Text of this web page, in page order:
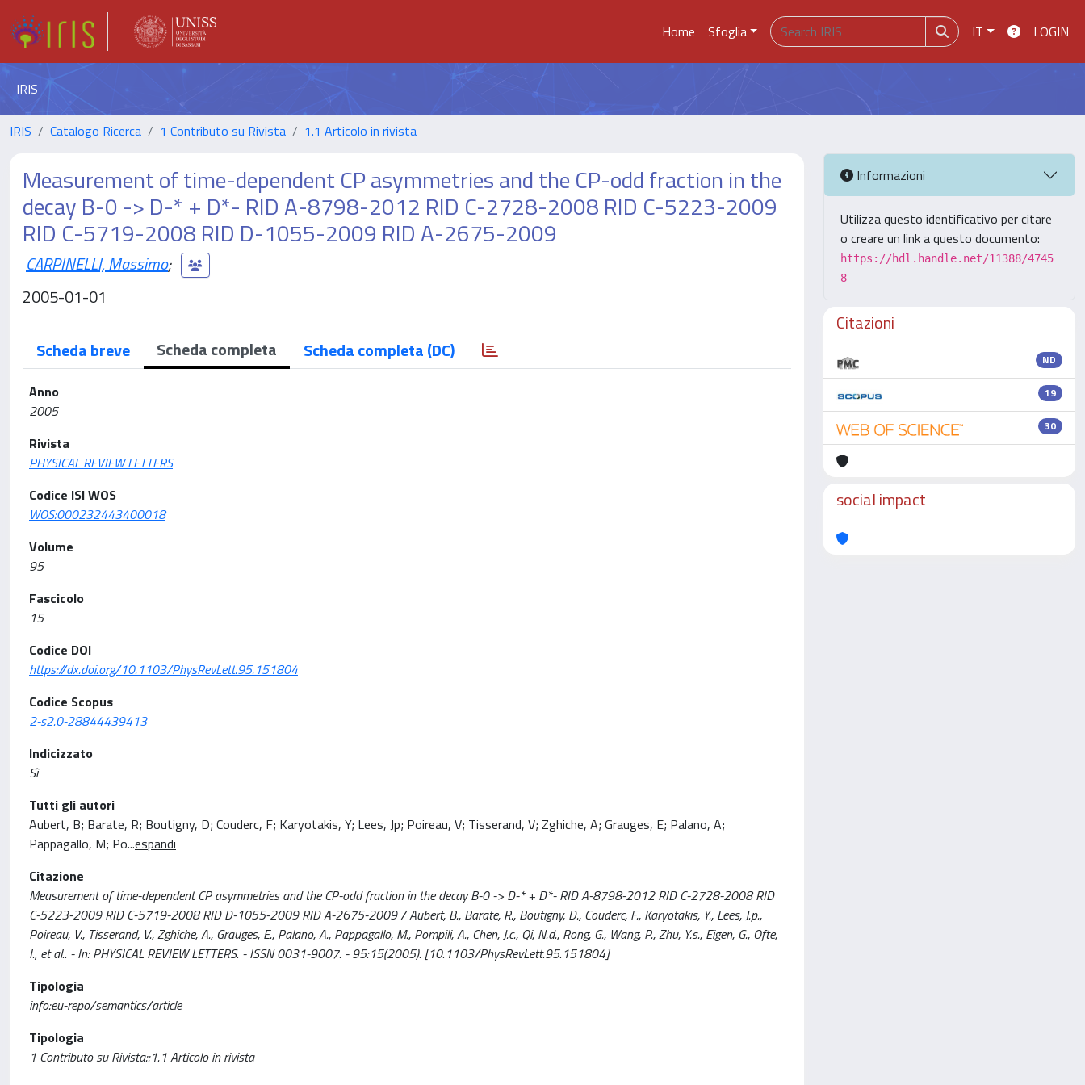
Home Sfoglia IT LOGIN
IRIS
IRIS Catalogo Ricerca 1 Contributo su Rivista 1.1 Articolo in rivista
Measurement of time-dependent CP asymmetries and the CP-odd fraction in the
decay B-0 -> D-* + D*- RID A-8798-2012 RID C-2728-2008 RID C-5223-2009
RID C-5719-2008 RID D-1055-2009 RID A-2675-2009
CARPINELLI, Massimo;
2005-01-01
Scheda breve Scheda completa Scheda completa (DC)
Anno
2005
Rivista
PHYSICAL REVIEW LETTERS
Codice ISI WOS
WOS:000232443400018
Volume
95
Fascicolo
15
Codice DOI
https://dx.doi.org/10.1103/PhysRevLett.95.151804
Codice Scopus
2-s2.0-28844439413
Indicizzato
Sì
Tutti gli autori
Aubert, B; Barate, R; Boutigny, D; Couderc, F; Karyotakis, Y; Lees, Jp; Poireau, V; Tisserand, V; Zghiche, A; Grauges, E; Palano, A;
Pappagallo, M; Po...espandi
Citazione
Measurement of time-dependent CP asymmetries and the CP-odd fraction in the decay B-0 -> D-* + D*- RID A-8798-2012 RID C-2728-2008 RID
C-5223-2009 RID C-5719-2008 RID D-1055-2009 RID A-2675-2009 / Aubert, B., Barate, R., Boutigny, D., Couderc, F., Karyotakis, Y., Lees, J.p.,
Poireau, V., Tisserand, V., Zghiche, A., Grauges, E., Palano, A., Pappagallo, M., Pompili, A., Chen, J.c., Qi, N.d., Rong, G., Wang, P., Zhu, Y.s., Eigen, G., Ofte,
I., et al.. - In: PHYSICAL REVIEW LETTERS. - ISSN 0031-9007. - 95:15(2005). [10.1103/PhysRevLett.95.151804]
Tipologia
info:eu-repo/semantics/article
Tipologia
1 Contributo su Rivista::1.1 Articolo in rivista
Informazioni
Utilizza questo identificativo per citare
o creare un link a questo documento:
https://hdl.handle.net/11388/4745
8
Citazioni
ND
19
30
social impact